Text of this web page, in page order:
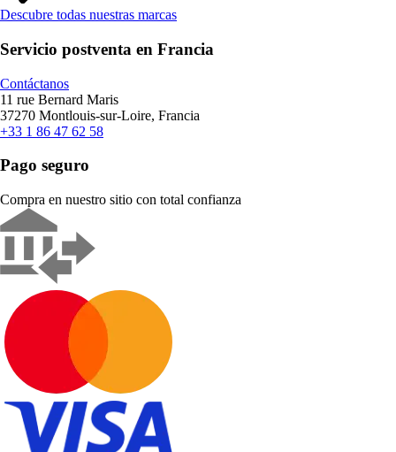
Descubre todas nuestras marcas
Servicio postventa en Francia
Contáctanos
11 rue Bernard Maris
37270 Montlouis-sur-Loire, Francia
+33 1 86 47 62 58
Pago seguro
Compra en nuestro sitio con total confianza